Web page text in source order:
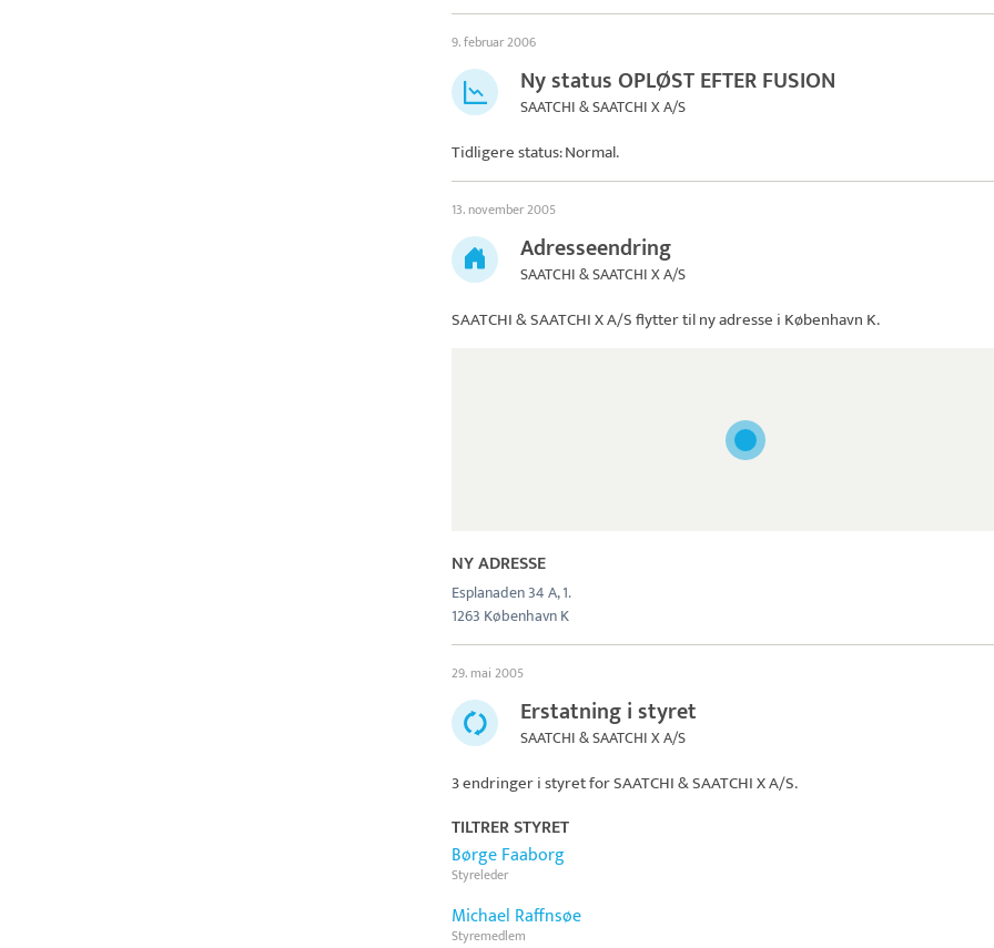
9. februar 2006
Ny status OPLØST EFTER FUSION
SAATCHI & SAATCHI X A/S
Tidligere status: Normal.
13. november 2005
Adresseendring
SAATCHI & SAATCHI X A/S
SAATCHI & SAATCHI X A/Sflytter til ny adresse i København K.
NY ADRESSE
Esplanaden 34 A, 1.
1263 København K
29. mai 2005
Erstatning i styret
SAATCHI & SAATCHI X A/S
3 endringer i styret forSAATCHI & SAATCHI X A/S.
TILTRER STYRET
Børge Faaborg
Styreleder
Michael Raffnsøe
Styremedlem